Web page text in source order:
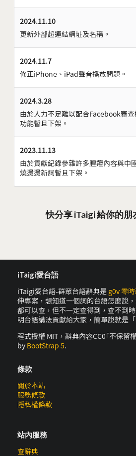
2024.11.10
更新外部超連結網址及名稱。
2024.11.7
修正iPhone、iPad聲音播放問題。
2024.3.28
由於人力不足難以配合Facebook審
功能暫且下架。
2023.11.13
由於貢獻紀錄參雜許多腥羶內容與中
燒燙燙新詞暫且下架。
快分享 iTaigi 給你的朋
iTaigi愛台語
iTaigi愛台語-群眾台語辭典是 g0v 零
伸專案，想知道一個詞的台語怎麼說
都可以查，但不一定查得到，查不到
明台語講法貢獻給大家，簡單說就是
程式授權 MIT，辭典內容CC0｢不保留
by BootStrap 5.
條款
關於本站
服務條款
隱私權條款
站內服務
查辭典